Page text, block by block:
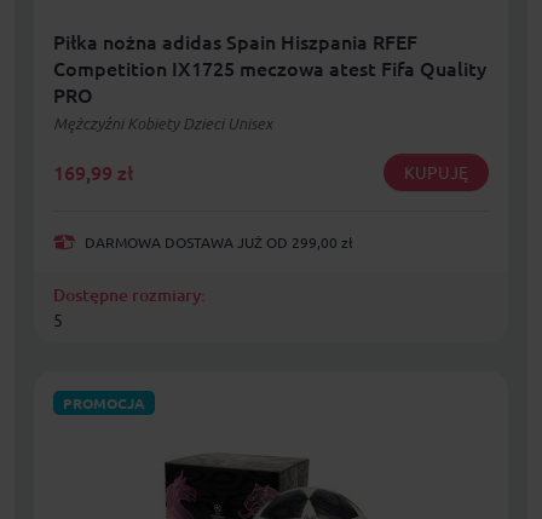
Piłka nożna adidas Spain Hiszpania RFEF
Competition IX1725 meczowa atest Fifa Quality
PRO
Mężczyźni Kobiety Dzieci Unisex
169,99 zł KUPUJĘ
DARMOWA DOSTAWA JUŻ OD 299,00 zł
Dostępne rozmiary:
5
PROMOCJA